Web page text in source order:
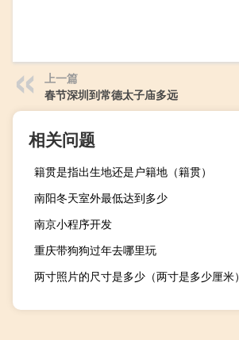
上一篇
春节深圳到常德太子庙多远
相关问题
籍贯是指出生地还是户籍地（籍贯）
南阳冬天室外最低达到多少
南京小程序开发
重庆带狗狗过年去哪里玩
两寸照片的尺寸是多少（两寸是多少厘米）